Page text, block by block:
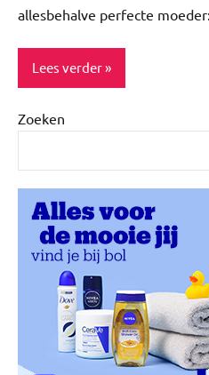
allesbehalve perfecte
Lees verder
Blog
Story's
Zoeken